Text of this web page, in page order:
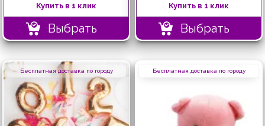
Купить в 1 клик
Выбрать
Купить в 1 клик
Выбрать
Бесплатная доставка по городу Бесплатная доставка по городу